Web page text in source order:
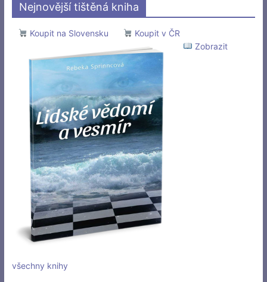
Nejnovější tištěná kniha
Koupit na Slovensku
Koupit v ČR
Zobrazit
všechny knihy